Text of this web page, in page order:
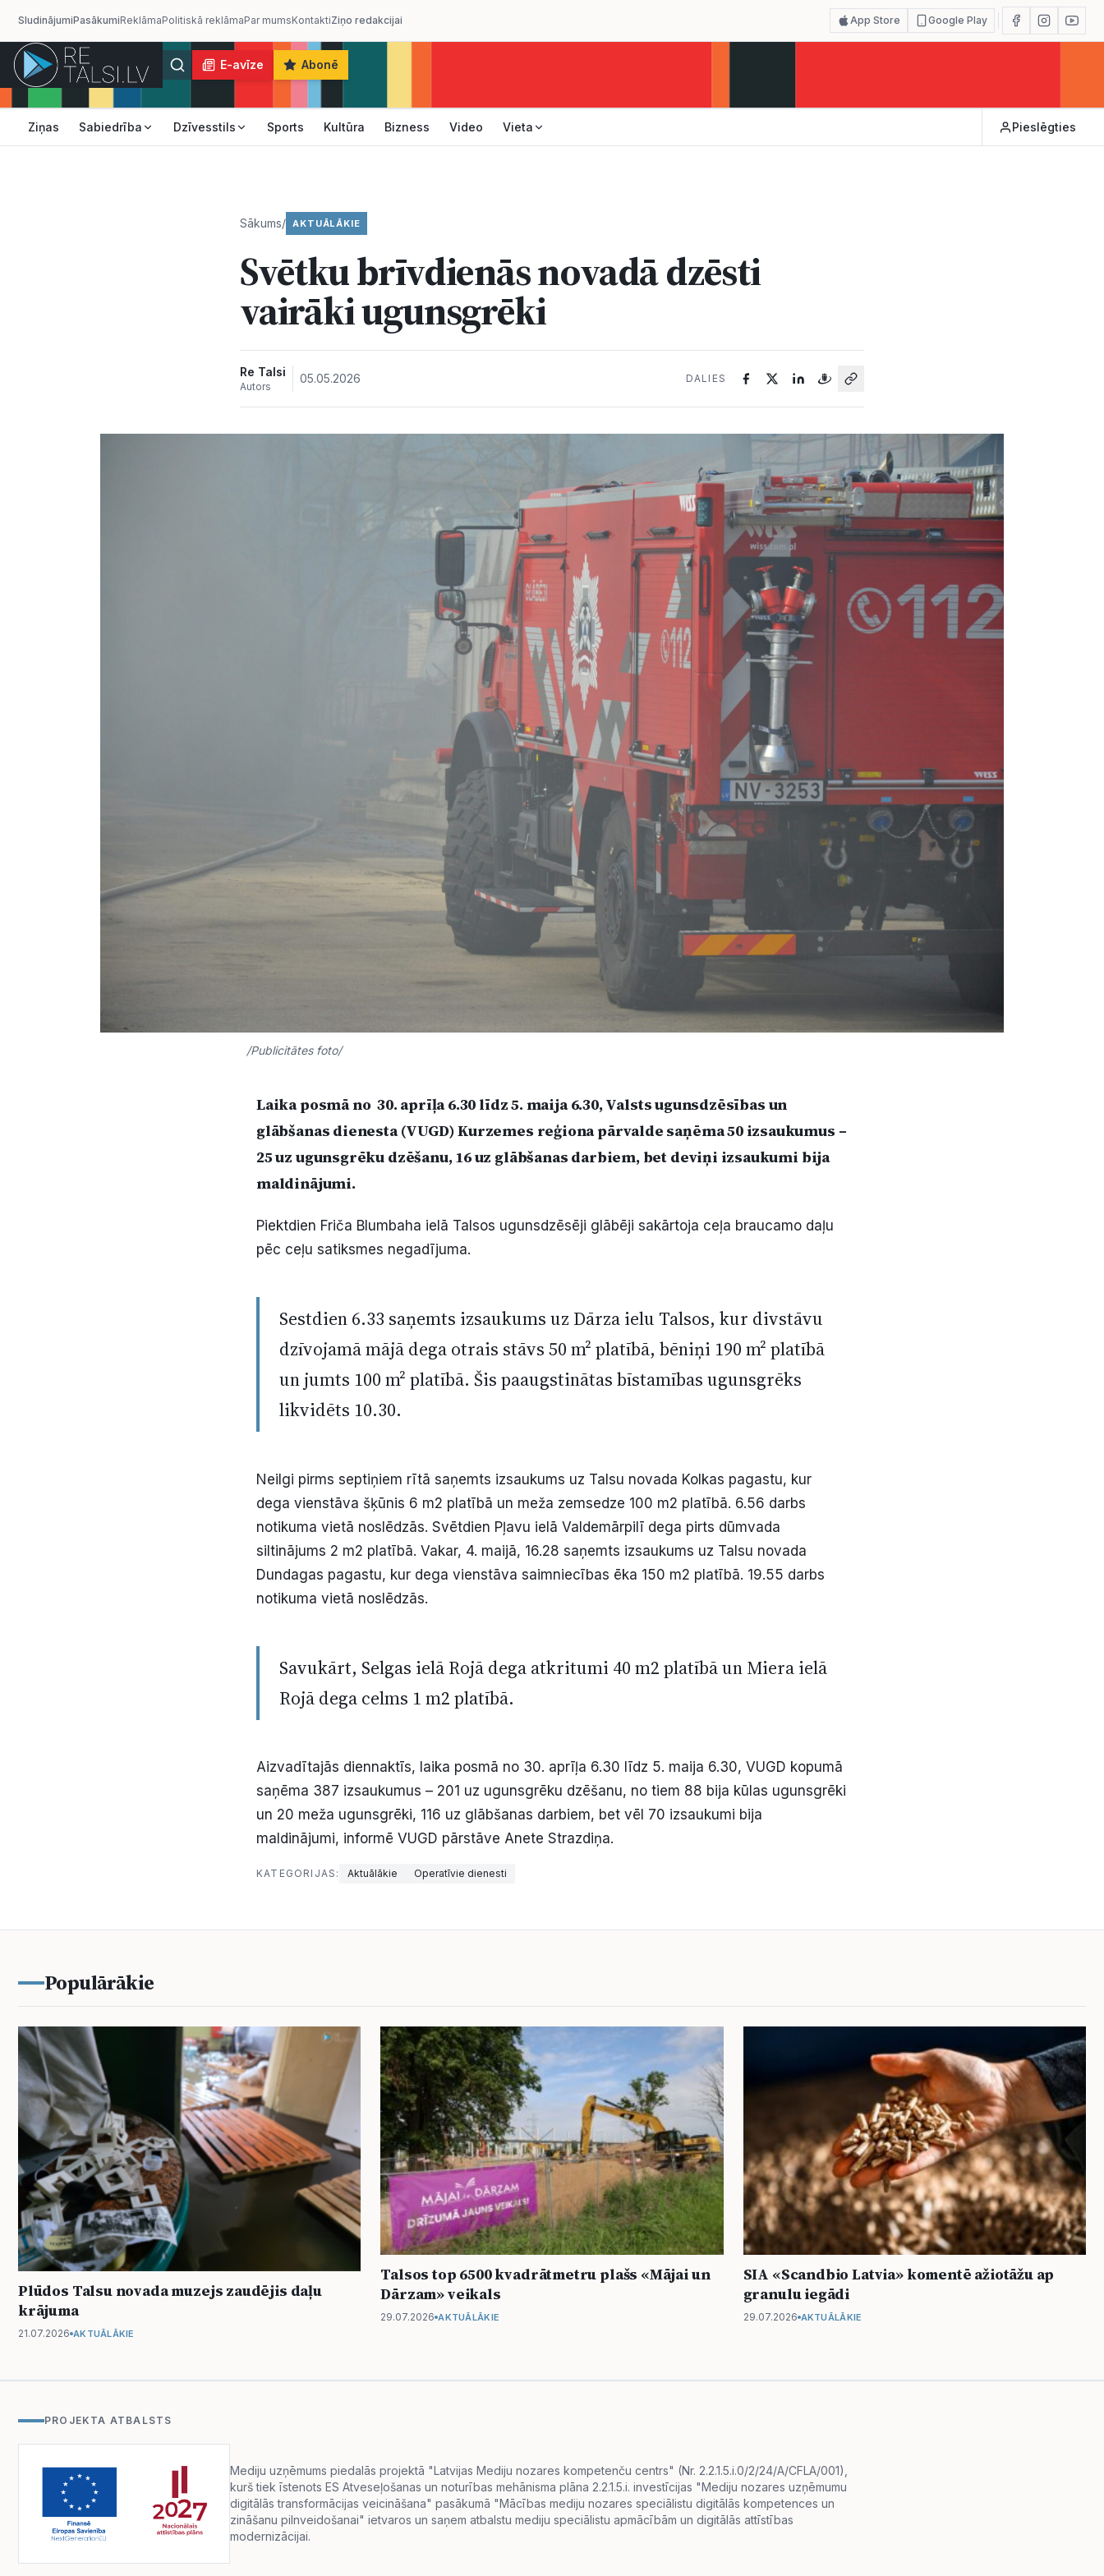
SludinājumiPasākumiReklāmaPolitiskā reklāmaPar mumsKontaktiZiņo redakcijai App Store Google Play
E-avīze Abonē
Ziņas Sabiedrība Dzīvesstils Sports Kultūra Bizness Video Vieta Pieslēgties
Sākums/ AKTUĀLĀKIE
Svētku brīvdienās novadā dzēsti
vairāki ugunsgrēki
Re Talsi
Autors
05.05.2026 DALIES
/Publicitātes foto/
Laika posmā no 30. aprīļa 6.30 līdz 5. maija 6.30, Valsts ugunsdzēsības un
glābšanas dienesta (VUGD) Kurzemes reģiona pārvalde saņēma 50 izsaukumus –
25 uz ugunsgrēku dzēšanu, 16 uz glābšanas darbiem, bet deviņi izsaukumi bija
maldinājumi.
Piektdien Friča Blumbaha ielā Talsos ugunsdzēsēji glābēji sakārtoja ceļa braucamo daļu
pēc ceļu satiksmes negadījuma.
Sestdien 6.33 saņemts izsaukums uz Dārza ielu Talsos, kur divstāvu
dzīvojamā mājā dega otrais stāvs 50 m² platībā, bēniņi 190 m² platībā
un jumts 100 m² platībā. Šis paaugstinātas bīstamības ugunsgrēks
likvidēts 10.30.
Neilgi pirms septiņiem rītā saņemts izsaukums uz Talsu novada Kolkas pagastu, kur
dega vienstāva šķūnis 6 m2 platībā un meža zemsedze 100 m2 platībā. 6.56 darbs
notikuma vietā noslēdzās. Svētdien Pļavu ielā Valdemārpilī dega pirts dūmvada
siltinājums 2 m2 platībā. Vakar, 4. maijā, 16.28 saņemts izsaukums uz Talsu novada
Dundagas pagastu, kur dega vienstāva saimniecības ēka 150 m2 platībā. 19.55 darbs
notikuma vietā noslēdzās.
Savukārt, Selgas ielā Rojā dega atkritumi 40 m2 platībā un Miera ielā
Rojā dega celms 1 m2 platībā.
Aizvadītajās diennaktīs, laika posmā no 30. aprīļa 6.30 līdz 5. maija 6.30, VUGD kopumā
saņēma 387 izsaukumus – 201 uz ugunsgrēku dzēšanu, no tiem 88 bija kūlas ugunsgrēki
un 20 meža ugunsgrēki, 116 uz glābšanas darbiem, bet vēl 70 izsaukumi bija
maldinājumi, informē VUGD pārstāve Anete Strazdiņa.
KATEGORIJAS: Aktuālākie Operatīvie dienesti
Populārākie
Plūdos Talsu novada muzejs zaudējis daļu
krājuma
21.07.2026 AKTUĀLĀKIE
Talsos top 6500 kvadrātmetru plašs «Mājai un
Dārzam» veikals
29.07.2026 AKTUĀLĀKIE
SIA «Scandbio Latvia» komentē ažiotāžu ap
granulu iegādi
29.07.2026 AKTUĀLĀKIE
PROJEKTA ATBALSTS
Mediju uzņēmums piedalās projektā "Latvijas Mediju nozares kompetenču centrs" (Nr. 2.2.1.5.i.0/2/24/A/CFLA/001),
kurš tiek īstenots ES Atveseļošanas un noturības mehānisma plāna 2.2.1.5.i. investīcijas "Mediju nozares uzņēmumu
digitālās transformācijas veicināšana" pasākumā "Mācības mediju nozares speciālistu digitālās kompetences un
zināšanu pilnveidošanai" ietvaros un saņem atbalstu mediju speciālistu apmācībām un digitālās attīstības
modernizācijai.